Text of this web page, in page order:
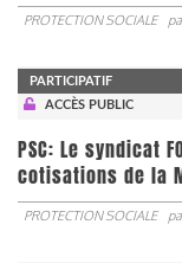
PROTECTION SOCIALE
PARTICIPATIF
ACCÈS PUBLIC
PSC: Le syndicat
cotisations de la
PROTECTION SOCIALE